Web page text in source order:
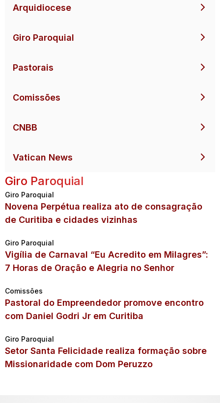
Arquidiocese
Giro Paroquial
Pastorais
Comissões
CNBB
Vatican News
Giro Paroquial
Giro Paroquial
Novena Perpétua realiza ato de consagração
de Curitiba e cidades vizinhas
Giro Paroquial
Vigília de Carnaval “Eu Acredito em Milagres”:
7 Horas de Oração e Alegria no Senhor
Comissões
Pastoral do Empreendedor promove encontro
com Daniel Godri Jr em Curitiba
Giro Paroquial
Setor Santa Felicidade realiza formação sobre
Missionaridade com Dom Peruzzo